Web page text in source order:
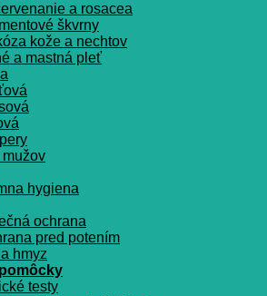
a rosacea
škvrny
kože a nechtov
a mastná pleť
mužov
hygiena
ochrana
pred potením
hmyz
testy